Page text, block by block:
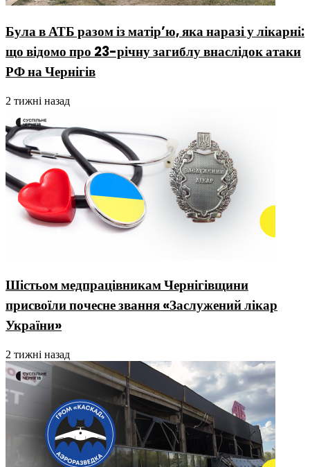
Була в АТБ разом із матір’ю, яка наразі у лікарні:
що відомо про 23-річну загиблу внаслідок атаки
РФ на Чернігів
2 тижні назад
Шістьом медпрацівникам Чернігівщини
присвоїли почесне звання «Заслужений лікар
України»
2 тижні назад